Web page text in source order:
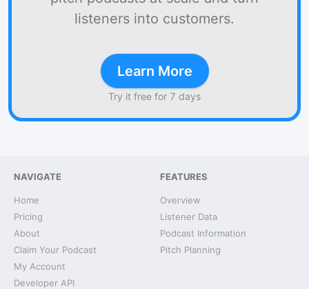
listeners into customers.
Learn More
Try it free for 7 days
NAVIGATE
Home
Pricing
About
Claim Your Podcast
My Account
Developer API
FEATURES
Overview
Listener Data
Podcast Information
Pitch Planning